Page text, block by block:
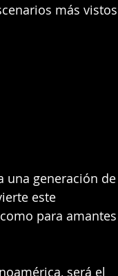
más vistos
una generación de
este
para amantes
será el